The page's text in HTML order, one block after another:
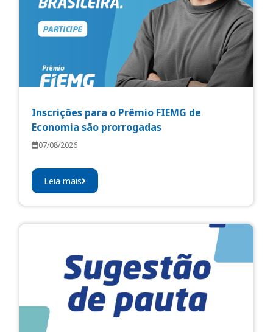
Inscrições para o Prêmio FIEMG de
Economia são prorrogadas
07/08/2026
Leia mais